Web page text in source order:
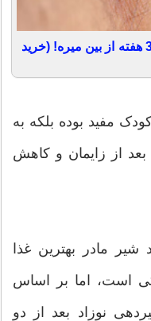
جای هر زخم و بخیه با این روش در 3 هفته از بین میره! (خرید
مفید بوده بلکه به
از زایمان و کاهش
مادر بهترین غذا
است، اما بر اساس
نوزاد بعد از دو